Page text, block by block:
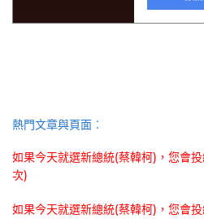
熱門文章與頁面︰
如果今天就選新總統(蔡韓柯)，您會
次)
如果今天就選新總統(蔡韓柯)，您會